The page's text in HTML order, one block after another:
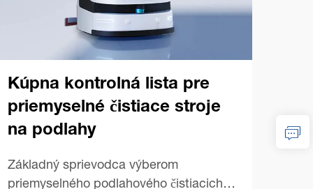
Kúpna kontrolná lista pre
priemyselné čistiace stroje
na podlahy
Základný sprievodca výberom
priemyselného podlahového čistiacich